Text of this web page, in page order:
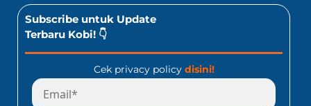
Subscribe untuk Update
Terbaru Kobi! 👇
Cek privacy policy disini!